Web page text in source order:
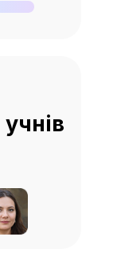
учнів